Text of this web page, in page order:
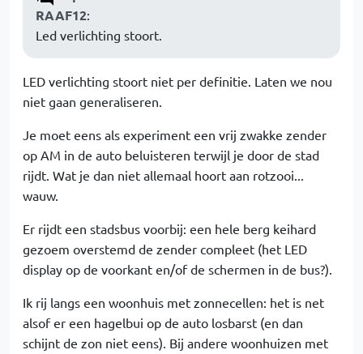
RAAF12:
Led verlichting stoort.
LED verlichting stoort niet per definitie. Laten we nou
niet gaan generaliseren.
Je moet eens als experiment een vrij zwakke zender
op AM in de auto beluisteren terwijl je door de stad
rijdt. Wat je dan niet allemaal hoort aan rotzooi...
wauw.
Er rijdt een stadsbus voorbij: een hele berg keihard
gezoem overstemd de zender compleet (het LED
display op de voorkant en/of de schermen in de bus?).
Ik rij langs een woonhuis met zonnecellen: het is net
alsof er een hagelbui op de auto losbarst (en dan
schijnt de zon niet eens). Bij andere woonhuizen met